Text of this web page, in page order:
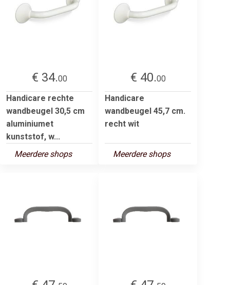
€ 34.00
Handicare rechte
wandbeugel 30,5 cm
aluminiumet
kunststof, w...
Meerdere shops
€ 40.00
Handicare
wandbeugel 45,7 cm.
recht wit
Meerdere shops